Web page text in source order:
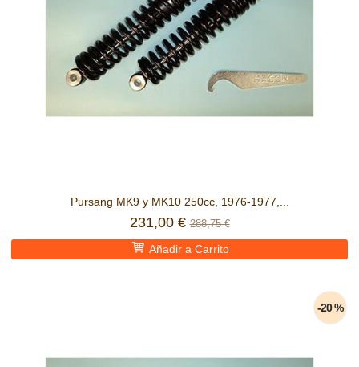
Pursang MK9 y MK10 250cc, 1976-1977,...
231,00 €288,75 €
Añadir a Carrito
-20 %